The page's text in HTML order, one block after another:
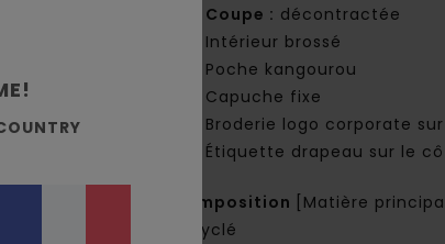
Coupe : décontractée
Intérieur brossé
Poche kangourou
Capuche fixe
Broderie logo corporate
Étiquette drapeau sur le
Composition
[Matière
recyclé